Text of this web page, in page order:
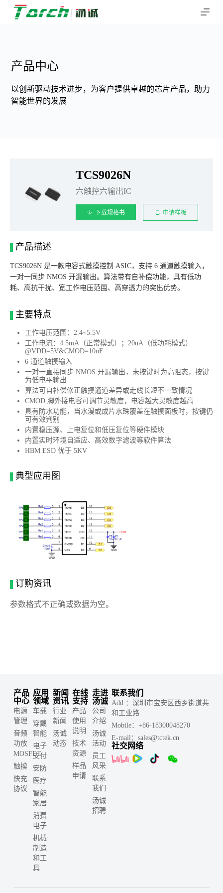
跳
产品中心
以创新驱动技术进步，为客户提供卓越的芯片产品，助力
智能世界的发展
TCS9026N
六触控六输出IC
下载规格书 申请样板
产品描述
TCS9026N 是一款电容式触摸控制 ASIC，支持 6 通道触摸输入，
一对一同步 NMOS 开漏输出。算法带有自补偿功能，具有低功
耗、高抗干扰、宽工作电压范围、高穿透力的突出优势。
主要特点
工作电压范围：2.4~5.5V
工作电流：4.5mA（正常模式）；20uA（低功耗模式）
@VDD=5V&CMOD=10nF
6 通道触摸输入
一对一直接同步 NMOS 开漏输出，未按键时为高阻态，按键
为低电平输出
算法可自补偿修正触摸通道差异或走线长短不一致情况
CMOD 脚外接电容可调节灵敏度，电容越大灵敏度越高
具有防水功能，当水漫或成片水珠覆盖在触摸面板时，按键仍
可有效判别
内置稳压源、上电复位和低压复位等硬件模块
内置实时环境自适应、高效数字滤波等软件算法
HBM ESD 优于 5KV
典型应用图
订购资讯
参数格式不正确或数据为空。
产品
中心
电源
管理
音频
功放
MOSFET
触摸
快充
协议
应用
领域
车载
穿戴
智能
电子
支付
安防
医疗
智能
家居
消费
电子
机械
制造
和工
具
新闻
资讯
行业
新闻
汤诚
动态
在线
支持
产品
使用
说明
技术
资源
样品
申请
走进
汤诚
公司
介绍
汤诚
活动
员工
风采
联系
我们
汤诚
招聘
联系我们
Add ：深圳市宝安区西乡街道共
和工业路
Mobile：+86-18300048270
E-mail：sales@tctek.cn
社交网络